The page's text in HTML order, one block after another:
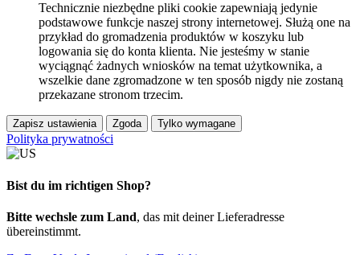
Technicznie niezbędne pliki cookie zapewniają jedynie
podstawowe funkcje naszej strony internetowej. Służą one na
przykład do gromadzenia produktów w koszyku lub
logowania się do konta klienta. Nie jesteśmy w stanie
wyciągnąć żadnych wniosków na temat użytkownika, a
wszelkie dane zgromadzone w ten sposób nigdy nie zostaną
przekazane stronom trzecim.
Zapisz ustawienia Zgoda Tylko wymagane
Polityka prywatności
Bist du im richtigen Shop?
Bitte wechsle zum Land, das mit deiner Lieferadresse
übereinstimmt.